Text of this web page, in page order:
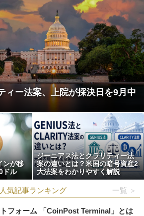
ィー法案、上院が採決日を9月中
ンが移
ドル
ジーニアス法とクラリティー法
案の違いとは？米国の暗号資産2
大法案をわかりやすく解説
人気記事ランキング 一覧 ＞
フォーム 「CoinPost Terminal」とは